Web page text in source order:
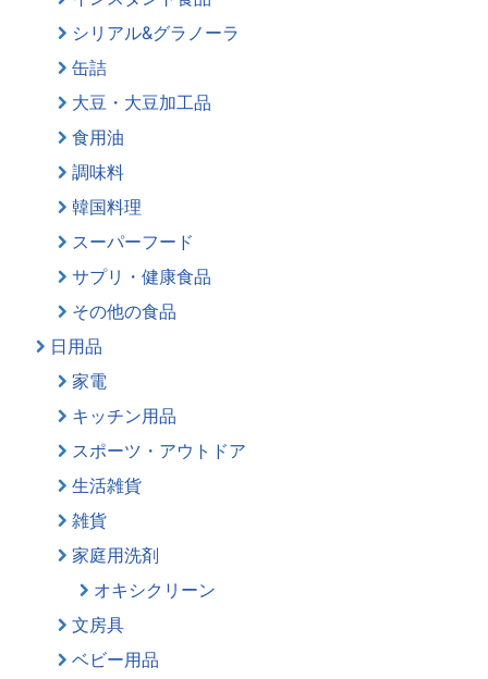
シリアル&グラノーラ
缶詰
大豆・大豆加工品
食用油
調味料
韓国料理
スーパーフード
サプリ・健康食品
その他の食品
日用品
家電
キッチン用品
スポーツ・アウトドア
生活雑貨
雑貨
家庭用洗剤
オキシクリーン
文房具
ベビー用品